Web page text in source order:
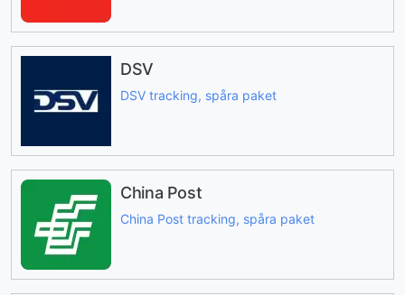
DSV
DSV tracking, spåra paket
China Post
China Post tracking, spåra paket